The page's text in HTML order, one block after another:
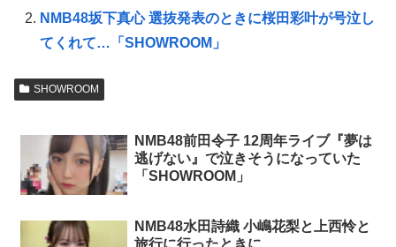
NMB48坂下真心 選抜発表のときに桜田彩叶が号泣し
てくれて…「SHOWROOM」
SHOWROOM
NMB48前田令子 12周年ライブ『夢は
逃げない』で泣きそうになっていた
「SHOWROOM」
NMB48水田詩織 小嶋花梨と上西怜と